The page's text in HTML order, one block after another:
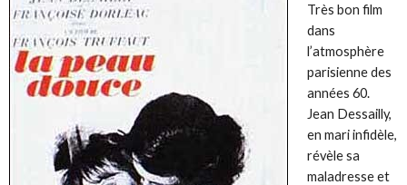
Très bon film
dans
l’atmosphère
parisienne des
années 60.
Jean Dessailly,
en mari infidèle,
révèle sa
maladresse et